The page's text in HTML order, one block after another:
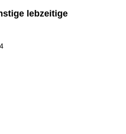
lebzeitige